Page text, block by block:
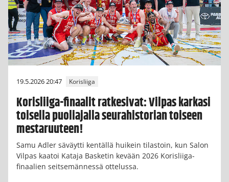
19.5.2026 20:47 Korisliiga
Korisliiga-finaalit ratkesivat: Vilpas karkasi
toisella puoliajalla seurahistorian toiseen
mestaruuteen!
Samu Adler säväytti kentällä huikein tilastoin, kun Salon
Vilpas kaatoi Kataja Basketin kevään 2026 Korisliiga-
finaalien seitsemännessä ottelussa.